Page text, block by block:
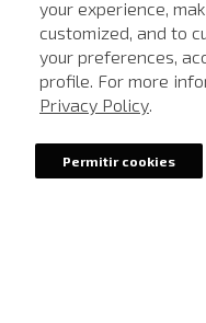
your experience,
customized, and to
your preferences,
profile. For more
Privacy Policy.
Permitir cookies